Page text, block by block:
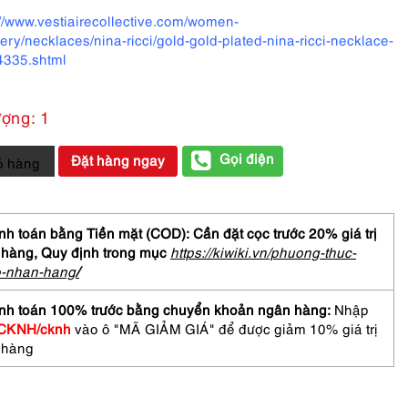
www.vestiairecollective.com/women-
necklaces/nina-ricci/gold-gold-plated-nina-ricci-necklace-
1
hàng Đặt hàng ngay Gọi điện
toán bằng Tiền mặt (COD): Cần đặt cọc trước 20% giá trị
Quy định trong mục https://kiwiki.vn/phuong-thuc-
nhan-hang/
toán 100% trước bằng chuyển khoản ngân hàng: Nhập
cknh vào ô "MÃ GIẢM GIÁ" để được giảm 10% giá trị